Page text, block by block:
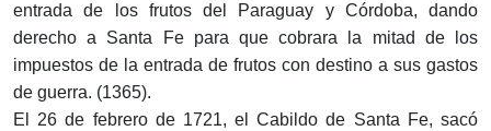
entrada de los frutos del Paraguay y Córdoba, dando
derecho a Santa Fe para que cobrara la mitad de los
impuestos de la entrada de frutos con destino a sus gastos
de guerra. (1365).
El 26 de febrero de 1721, el Cabildo de Santa Fe, sacó